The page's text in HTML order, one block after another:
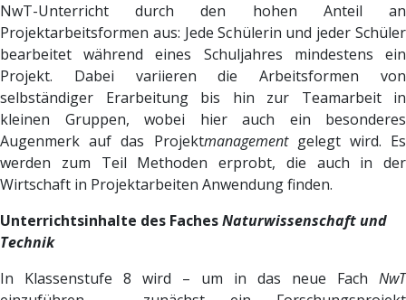
NwT-Unterricht durch den hohen Anteil an
Projektarbeitsformen aus: Jede Schülerin und jeder Schüler
bearbeitet während eines Schuljahres mindestens ein
Projekt. Dabei variieren die Arbeitsformen von
selbständiger Erarbeitung bis hin zur Teamarbeit in
kleinen Gruppen, wobei hier auch ein besonderes
Augenmerk auf das Projektmanagementgelegt wird. Es
werden zum Teil Methoden erprobt, die auch in der
Wirtschaft in Projektarbeiten Anwendung finden.
Unterrichtsinhalte des FachesNaturwissenschaft und
Technik
In Klassenstufe 8 wird – um in das neue Fach NwT